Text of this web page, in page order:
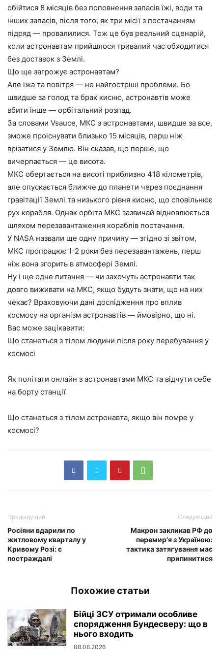
обійтися 8 місяців без поповнення запасів їжі, води та
інших запасів, після того, як три місії з постачанням
підряд — провалилися. Тож це був реальний сценарій,
коли астронавтам прийшлося тривалий час обходитися
без доставок з Землі.
Що ще загрожує астронавтам?
Але їжа та повітря — не найгостріші проблеми. Бо
швидше за голод та брак кисню, астронавтів може
вбити інше — орбітальний розпад.
За словами Vsauce, МКС з астронавтами, швидше за все,
зможе проіснувати близько 15 місяців, перш ніж
врізатися у Землю. Він сказав, що перше, що
вичерпається — це висота.
МКС обертається на висоті приблизно 418 кілометрів,
але опускається ближче до планети через поєднання
гравітації Землі та низького рівня кисню, що сповільнює
рух корабля. Однак орбіта МКС зазвичай відновлюється
шляхом перезавантаження кораблів постачання.
У NASA назвали ще одну причину — згідно зі звітом,
МКС пропрацює 1-2 роки без перезавантажень, перш
ніж вона згорить в атмосфері Землі.
Ну і ще одне питання — чи захочуть астронавти так
довго виживати на МКС, якщо будуть знати, що на них
чекає? Враховуючи дані дослідження про вплив
космосу на організм астронавтів — ймовірно, що ні.
Вас може зацікавити:
Що станеться з тілом людини після року перебування у
космосі
Як політати онлайн з астронавтами МКС та відчути себе
на борту станції
Що станеться з тілом астронавта, якщо він помре у
космосі?
Предыдущий
Росіяни вдарили по
житловому кварталу у
Кривому Розі: є
постраждалі
Следующий
Макрон закликав РФ до
перемир’я з Україною:
тактика затягування має
припинитися
Похожие статьи
Бійці ЗСУ отримали особливе
спорядження Бундесверу: що в
нього входить
08.08.2026